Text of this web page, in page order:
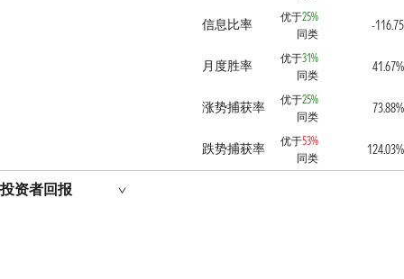
信息比率 优于25%
同类
-116.75
月度胜率 优于31%
同类
41.67%
涨势捕获率 优于25%
同类
73.88%
跌势捕获率 优于53%
同类
124.03%
投资者回报